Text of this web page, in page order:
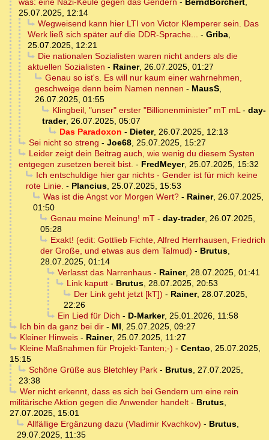
was: eine Nazi-Keule gegen das Gendern - BerndBorchert,
25.07.2025, 12:14
Wegweisend kann hier LTI von Victor Klemperer sein. Das
Werk ließ sich später auf die DDR-Sprache... - Griba,
25.07.2025, 12:21
Die nationalen Sozialisten waren nicht anders als die
aktuellen Sozialisten - Rainer, 26.07.2025, 01:27
Genau so ist's. Es will nur kaum einer wahrnehmen,
geschweige denn beim Namen nennen - MausS,
26.07.2025, 01:55
Klingbeil, "unser" erster "Billionenminister" mT mL- day-
trader, 26.07.2025, 05:07
Das Paradoxon - Dieter, 26.07.2025, 12:13
Sei nicht so streng - Joe68, 25.07.2025, 15:27
Leider zeigt dein Beitrag auch, wie wenig du diesem Systen
entgegen zusetzen bereit bist. - FredMeyer, 25.07.2025, 15:32
Ich entschuldige hier gar nichts - Gender ist für mich keine
rote Linie. - Plancius, 25.07.2025, 15:53
Was ist die Angst vor Morgen Wert?- Rainer, 26.07.2025,
01:50
Genau meine Meinung! mT- day-trader, 26.07.2025,
05:28
Exakt! (edit: Gottlieb Fichte, Alfred Herrhausen, Friedrich
der Große, und etwas aus dem Talmud) - Brutus,
28.07.2025, 01:14
Verlasst das Narrenhaus- Rainer, 28.07.2025, 01:41
Link kaputt- Brutus, 28.07.2025, 20:53
Der Link geht jetzt [kT]) - Rainer, 28.07.2025,
22:26
Ein Lied für Dich - D-Marker, 25.01.2026, 11:58
Ich bin da ganz bei dir- MI, 25.07.2025, 09:27
Kleiner Hinweis- Rainer, 25.07.2025, 11:27
Kleine Maßnahmen für Projekt-Tanten;-) - Centao, 25.07.2025,
15:15
Schöne Grüße aus Bletchley Park- Brutus, 27.07.2025,
23:38
Wer nicht erkennt, dass es sich bei Gendern um eine rein
militärische Aktion gegen die Anwender handelt - Brutus,
27.07.2025, 15:01
Allfällige Ergänzung dazu (Vladimir Kvachkov) - Brutus,
29.07.2025, 11:35